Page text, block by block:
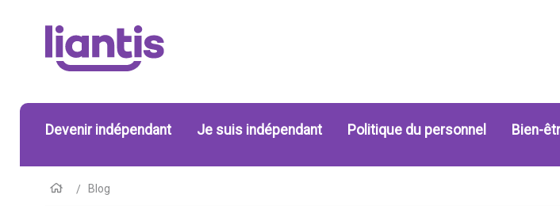
Devenir indépendant Je suis indépendant Politique du personnel Bien-
Blog